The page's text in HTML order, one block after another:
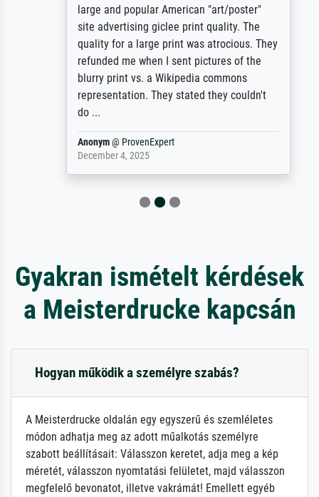
large and popular American "art/poster"
site advertising giclee print quality. The
quality for a large print was atrocious. They
refunded me when I sent pictures of the
blurry print vs. a Wikipedia commons
representation. They stated they couldn't
do ...
Anonym@ProvenExpert
December 4, 2025
Gyakran ismételt kérdések
a Meisterdrucke kapcsán
Hogyan működik a személyre szabás?
A Meisterdrucke oldalán egy egyszerű és szemléletes
módon adhatja meg az adott műalkotás személyre
szabott beállításait: Válasszon keretet, adja meg a kép
méretét, válasszon nyomtatási felületet, majd válasszon
megfelelő bevonatot, illetve vakrámát! Emellett egyéb